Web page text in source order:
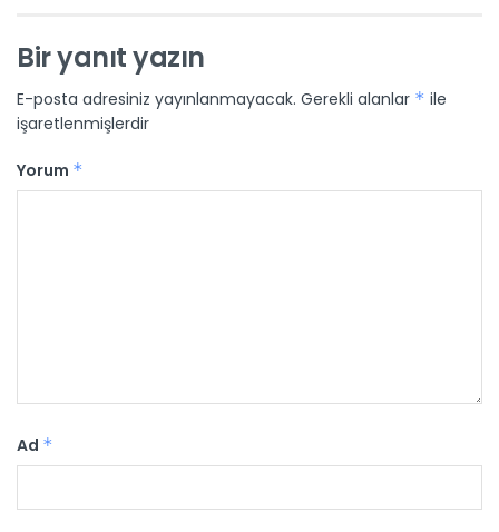
Bir yanıt yazın
E-posta adresiniz yayınlanmayacak. Gerekli alanlar * ile
işaretlenmişlerdir
Yorum *
Ad *